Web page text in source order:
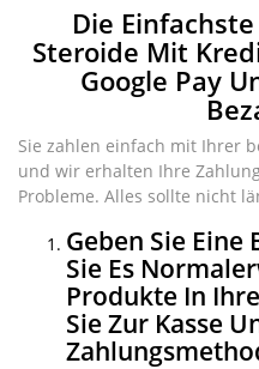
Die
Steroide Mit
Google Pay
Sie zahlen einfach mit Ihrer
und wir erhalten Ihre
Probleme. Alles sollte nicht
Geben Sie Eine
Sie Es
Produkte In
Sie Zur Kasse